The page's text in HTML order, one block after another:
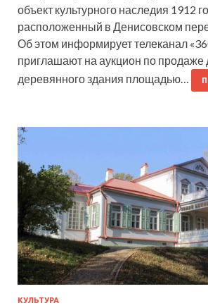
объект культурного наследия 1912
расположенный в Денисовском
Об этом информирует телеканал
приглашают на аукцион по продаже
деревянного здания площадью…
КУЛЬТУРА